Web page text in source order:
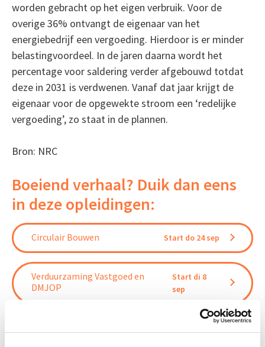
worden gebracht op het eigen verbruik. Voor de
overige 36% ontvangt de eigenaar van het
energiebedrijf een vergoeding. Hierdoor is er minder
belastingvoordeel. In de jaren daarna wordt het
percentage voor saldering verder afgebouwd totdat
deze in 2031 is verdwenen. Vanaf dat jaar krijgt de
eigenaar voor de opgewekte stroom een ‘redelijke
vergoeding’, zo staat in de plannen.
Bron: NRC
Boeiend verhaal? Duik dan eens
in deze opleidingen:
Circulair Bouwen Start do 24 sep
Verduurzaming Vastgoed en
DMJOP
Start di 8
sep